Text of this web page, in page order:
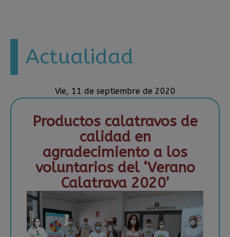
Actualidad
Vie, 11 de septiembre de 2020
Productos calatravos de
calidad en
agradecimiento a los
voluntarios del ‘Verano
Calatrava 2020’